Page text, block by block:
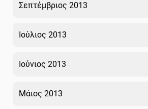
Σεπτέμβριος 2013
Ιούλιος 2013
Ιούνιος 2013
Μάιος 2013